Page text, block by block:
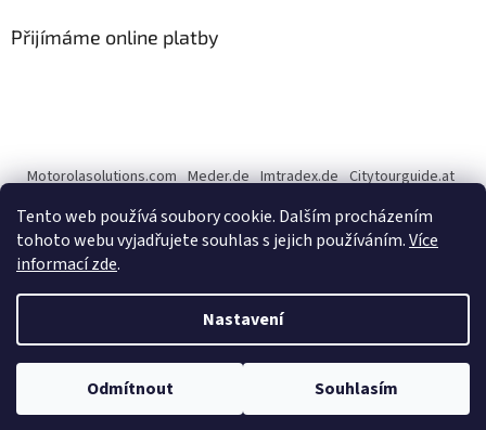
Tento web používá soubory cookie. Dalším procházením
tohoto webu vyjadřujete souhlas s jejich používáním.Více
informací zde.
Nastavení
Odmítnout Souhlasím
Přijímáme online platby
Motorolasolutions.com Meder.de Imtradex.de Citytourguide.at
Copyright 2026CENTERNET.cz. Všechna práva vyhrazena.Upravit